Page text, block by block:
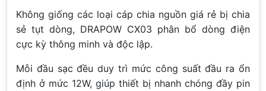
Không giống các loại cáp chia nguồn giá rẻ bị chia
sẻ tụt dòng, DRAPOW CX03 phân bổ dòng điện
cực kỳ thông minh và độc lập.
Mỗi đầu sạc đều duy trì mức công suất đầu ra ổn
định ở mức 12W, giúp thiết bị nhanh chóng đầy pin